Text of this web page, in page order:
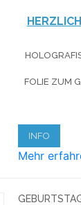
FOLIE ZUM
INFO
Mehr